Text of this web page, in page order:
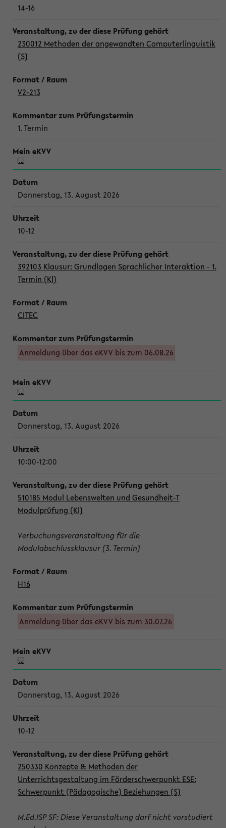
14-16
230012 Methoden der angewandten Computerlinguistik
(S)
V2-213
1. Termin
Donnerstag, 13. August 2026
10-12
392103 Klausur: Grundlagen Sprachlicher Interaktion - 1.
Termin (Kl)
CITEC
Anmeldung über das eKVV bis zum 06.08.26
Donnerstag, 13. August 2026
10:00-12:00
510185 Modul Lebenswelten und Gesundheit-T
Modulprüfung (Kl)
Verbuchungsveranstaltung für die
Modulabschlussklausur (3. Termin)
H16
Anmeldung über das eKVV bis zum 30.07.26
Donnerstag, 13. August 2026
10-12
250330 Konzepte & Methoden der
Unterrichtsgestaltung im Förderschwerpunkt ESE:
Schwerpunkt (Pädagogische) Beziehungen (S)
M.Ed.ISP SF: Diese Veranstaltung darf nicht vorstudiert